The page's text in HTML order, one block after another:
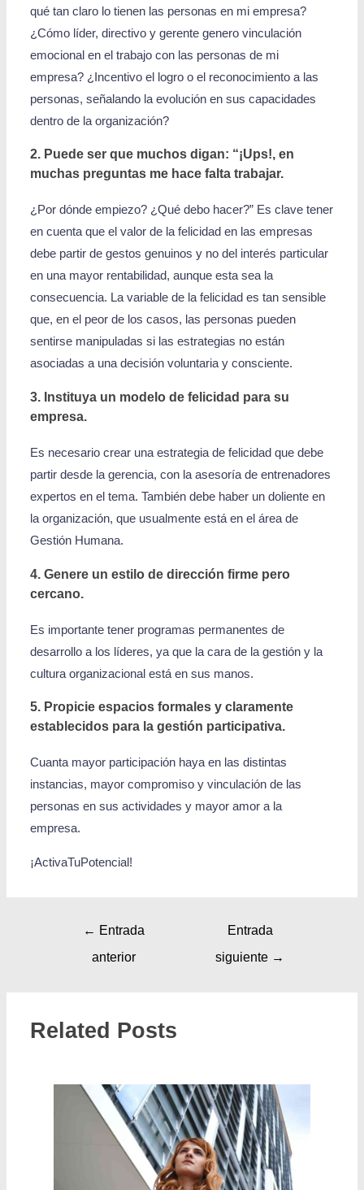
qué tan claro lo tienen las personas en mi empresa?
¿Cómo líder, directivo y gerente genero vinculación
emocional en el trabajo con las personas de mi
empresa? ¿Incentivo el logro o el reconocimiento a las
personas, señalando la evolución en sus capacidades
dentro de la organización?
2. Puede ser que muchos digan: “¡Ups!, en
muchas preguntas me hace falta trabajar.
¿Por dónde empiezo? ¿Qué debo hacer?” Es clave tener
en cuenta que el valor de la felicidad en las empresas
debe partir de gestos genuinos y no del interés particular
en una mayor rentabilidad, aunque esta sea la
consecuencia. La variable de la felicidad es tan sensible
que, en el peor de los casos, las personas pueden
sentirse manipuladas si las estrategias no están
asociadas a una decisión voluntaria y consciente.
3. Instituya un modelo de felicidad para su
empresa.
Es necesario crear una estrategia de felicidad que debe
partir desde la gerencia, con la asesoría de entrenadores
expertos en el tema. También debe haber un doliente en
la organización, que usualmente está en el área de
Gestión Humana.
4. Genere un estilo de dirección firme pero
cercano.
Es importante tener programas permanentes de
desarrollo a los líderes, ya que la cara de la gestión y la
cultura organizacional está en sus manos.
5. Propicie espacios formales y claramente
establecidos para la gestión participativa.
Cuanta mayor participación haya en las distintas
instancias, mayor compromiso y vinculación de las
personas en sus actividades y mayor amor a la
empresa.
¡ActivaTuPotencial!
← Entrada
anterior
Entrada
siguiente →
Related Posts